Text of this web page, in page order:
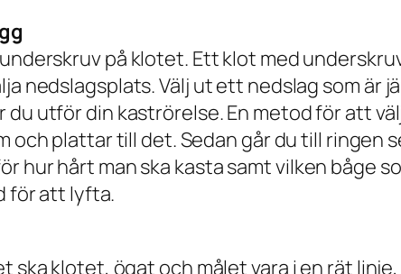
på klotet. Ett klot med
nedslagsplats. Välj ut ett nedslag som
du utför din kaströrelse. En metod för att
och plattar till det. Sedan går du till ringen
hur hårt man ska kasta samt vilken båge
för att lyfta.
ska klotet, ögat och målet vara i en rät